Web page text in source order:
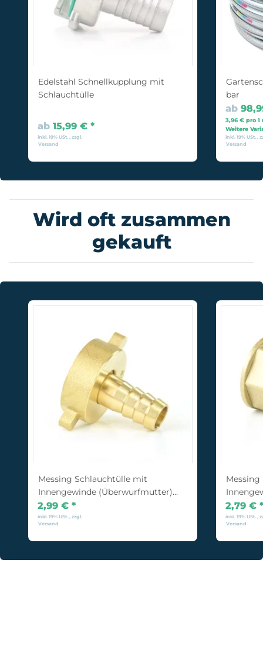
Edelstahl Schnellkupplung mit
Schlauchtülle
ab 15,99 € *
inkl. 19% USt. , zzgl.
Versand
bar
ab
3,96 € pro 1
Weitere
inkl. 19% USt. ,
Versand
Wird oft zusammen
gekauft
Messing Schlauchtülle mit
Innengewinde (Überwurfmutter)
1/2" x 13 mm
2,99 € *
inkl. 19% USt. , zzgl.
Versand
2,79 € *
inkl. 19% USt. ,
Versand